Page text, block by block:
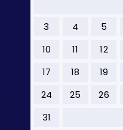
3
4 5
10
11 12
17
18 19
24
25 26
31